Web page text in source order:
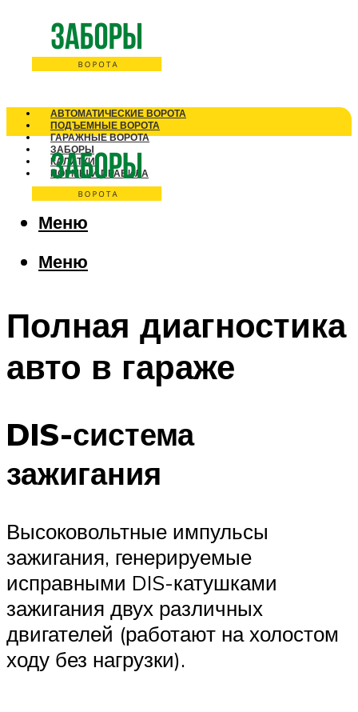
АВТОМАТИЧЕСКИЕ ВОРОТА
ПОДЪЕМНЫЕ ВОРОТА
ГАРАЖНЫЕ ВОРОТА
ЗАБОРЫ
КАЛИТКИ
НОРМЫ И ПРАВИЛА
Меню
Меню
Полная диагностика
авто в гараже
DIS-система
зажигания
Высоковольтные импульсы
зажигания, генерируемые
исправными DIS-катушками
зажигания двух различных
двигателей (работают на холостом
ходу без нагрузки).